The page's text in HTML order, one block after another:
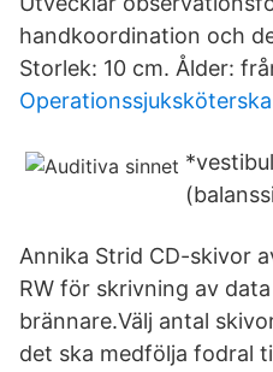
handkoordination och
Storlek: 10 cm. Ålder:
Annika Strid CD-skivor
RW för skrivning av
brännare.Välj antal
det ska medfölja fodral